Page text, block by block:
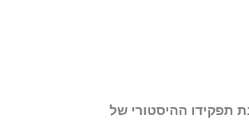
תפקידו ההיסטורי של